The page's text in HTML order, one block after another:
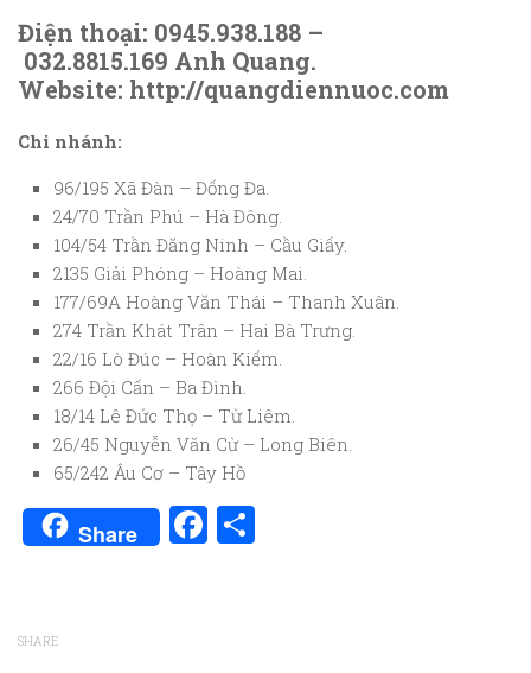
Điện thoại: 0945.938.188 –
032.8815.169 Anh Quang.
Website: http://quangdiennuoc.com
Chi nhánh:
96/195 Xã Đàn – Đống Đa.
24/70 Trần Phú – Hà Đông.
104/54 Trần Đăng Ninh – Cầu Giấy.
2135 Giải Phóng – Hoàng Mai.
177/69A Hoàng Văn Thái – Thanh Xuân.
274 Trần Khát Trân – Hai Bà Trưng.
22/16 Lò Đúc – Hoàn Kiếm.
266 Đội Cấn – Ba Đình.
18/14 Lê Đức Thọ – Từ Liêm.
26/45 Nguyễn Văn Cừ – Long Biên.
65/242 Âu Cơ – Tây Hồ
Share Facebook
SHARE